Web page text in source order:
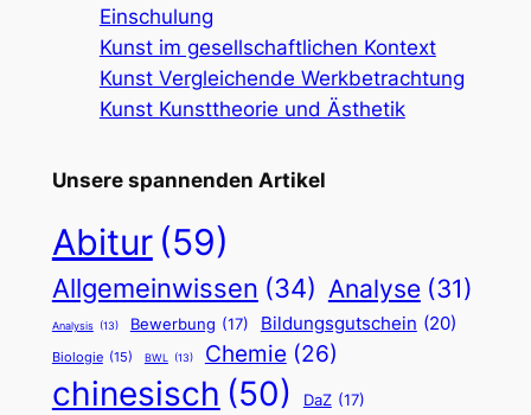
Einschulung
Kunst im gesellschaftlichen Kontext
Kunst Vergleichende Werkbetrachtung
Kunst Kunsttheorie und Ästhetik
Unsere spannenden Artikel
Abitur (59)
Allgemeinwissen (34) Analyse (31)
Analysis (13) Bewerbung (17) Bildungsgutschein (20)
Biologie (15) BWL (13) Chemie (26)
chinesisch (50) DaZ (17)